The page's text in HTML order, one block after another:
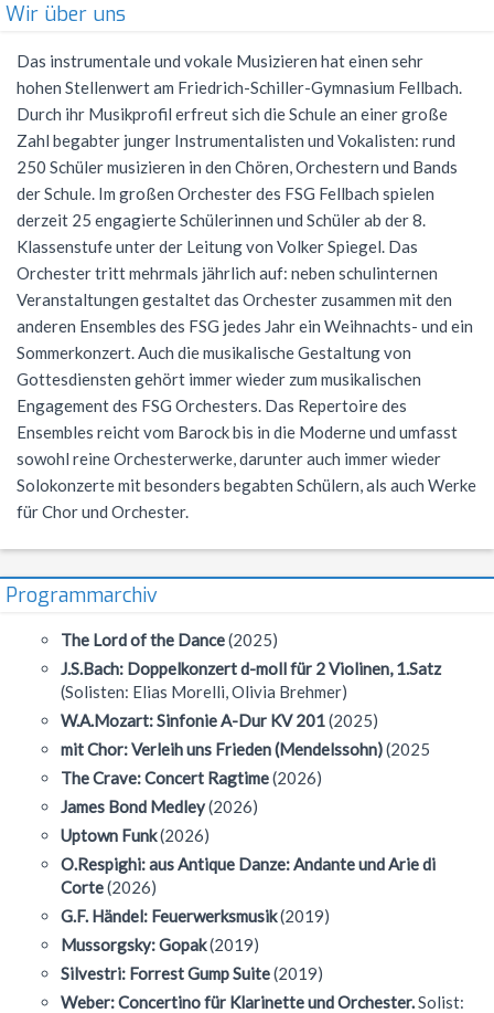
Aktuelles
Zweck des Vereins
Vorstand
Antragsformulare für Förderung
Service
Kontakt
Mensaverein
Verein ehemaliger Schüler
DELF-AG
Technik-AG
Theater-AG
Politik-AG
Schülerzeitung
Kreatives Schreiben
Mkid - Mathe kann ich doch!
Studium und Beruf (BOGY)
Klassen 8-10
Jahrgangsstufe
Sucht- und Gewaltprävention
Sozialpraktikum
Bildungspartnerschaft
Französisch
Warum Französisch?
Ab Klasse 6
Kursstufe
Austausch
Außerunterrichtliche Veranstaltungen
Gemeinschaftskunde
Geographie
Informatik
G9: Informatik und Medienbildung
G8: IMP (Informatik, Mathematik, Physik)
Italienisch
Italienisch als 3. Fremdsprache
Italienisch lernen
Kursstufe
Italien-Austausch
Literatur und Theater
Mathematik
Wettbewerbe
NWT
Sport
Jugend trainiert für Olympia
Notentabellen
Sportbrief
Wirtschaft
Orchester Klassen 5-7
Chor Klassen 5-7
Theater
Schoolwear FSG
Terminplan
Ferienpläne
Anfahrt
Praktikum am FSG
Lernmittel
Anmeldung Klasse 5
Schulanmeldung
Datenschutz
Impressum
Wir über uns
Das instrumentale und vokale Musizieren hat einen sehr
hohen Stellenwert am Friedrich-Schiller-Gymnasium Fellbach.
Durch ihr Musikprofil erfreut sich die Schule an einer große
Zahl begabter junger Instrumentalisten und Vokalisten: rund
250 Schüler musizieren in den Chören, Orchestern und Bands
der Schule. Im großen Orchester des FSG Fellbach spielen
derzeit 25 engagierte Schülerinnen und Schüler ab der 8.
Klassenstufe unter der Leitung von Volker Spiegel. Das
Orchester tritt mehrmals jährlich auf: neben schulinternen
Veranstaltungen gestaltet das Orchester zusammen mit den
anderen Ensembles des FSG jedes Jahr ein Weihnachts- und ein
Sommerkonzert. Auch die musikalische Gestaltung von
Gottesdiensten gehört immer wieder zum musikalischen
Engagement des FSG Orchesters. Das Repertoire des
Ensembles reicht vom Barock bis in die Moderne und umfasst
sowohl reine Orchesterwerke, darunter auch immer wieder
Solokonzerte mit besonders begabten Schülern, als auch Werke
für Chor und Orchester.
Programmarchiv
The Lord of the Dance(2025)
J.S.Bach: Doppelkonzert d-moll für 2 Violinen, 1.Satz
(Solisten: Elias Morelli, Olivia Brehmer)
W.A.Mozart: Sinfonie A-Dur KV 201(2025)
mit Chor: Verleih uns Frieden (Mendelssohn)(2025
The Crave: Concert Ragtime(2026)
James Bond Medley(2026)
Uptown Funk(2026)
O.Respighi: aus Antique Danze: Andante und Arie di
Corte(2026)
G.F. Händel: Feuerwerksmusik(2019)
Mussorgsky: Gopak(2019)
Silvestri: Forrest Gump Suite(2019)
Weber: Concertino für Klarinette und Orchester.Solist: